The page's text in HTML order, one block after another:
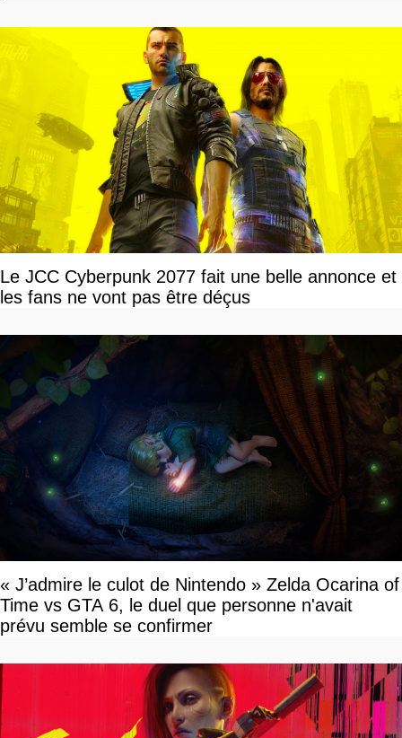
Le JCC Cyberpunk 2077 fait une belle annonce et
les fans ne vont pas être déçus
« J’admire le culot de Nintendo » Zelda Ocarina of
Time vs GTA 6, le duel que personne n'avait
prévu semble se confirmer